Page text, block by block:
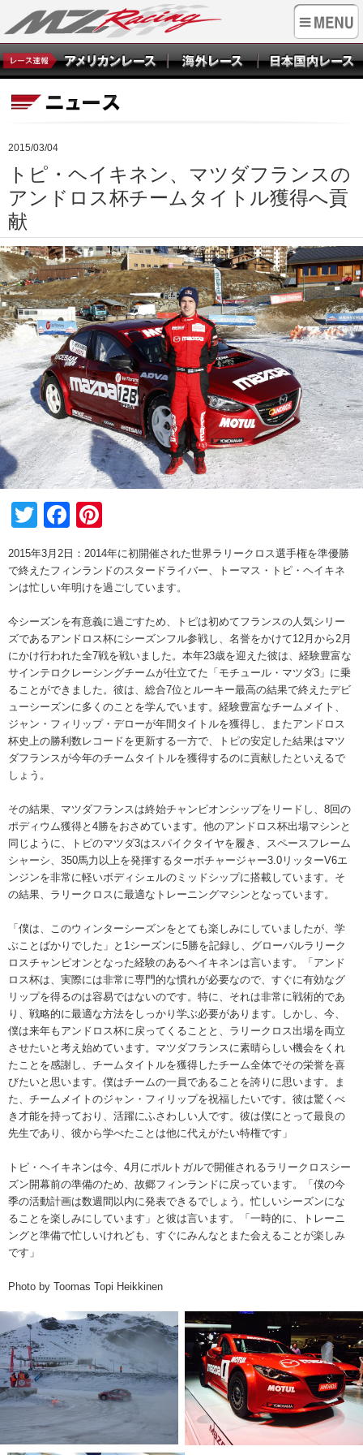
2015/03/04
トピ・ヘイキネン、マツダフランスの
アンドロス杯チームタイトル獲得へ貢
献
TwitterFacebook
2015年3月2日：2014年に初開催された世界ラリークロス選手権を準優勝
で終えたフィンランドのスタードライバー、トーマス・トピ・ヘイキネ
ンは忙しい年明けを過ごしています。
今シーズンを有意義に過ごすため、トピは初めてフランスの人気シリー
ズであるアンドロス杯にシーズンフル参戦し、名誉をかけて12月から2月
にかけ行われた全7戦を戦いました。本年23歳を迎えた彼は、経験豊富な
サインテロクレーシングチームが仕立てた「モチュール・マツダ3」に乗
ることができました。彼は、総合7位とルーキー最高の結果で終えたデビ
ューシーズンに多くのことを学んでいます。経験豊富なチームメイト、
ジャン・フィリップ・デローが年間タイトルを獲得し、またアンドロス
杯史上の勝利数レコードを更新する一方で、トピの安定した結果はマツ
ダフランスが今年のチームタイトルを獲得するのに貢献したといえるで
しょう。
その結果、マツダフランスは終始チャンピオンシップをリードし、8回の
ポディウム獲得と4勝をおさめています。他のアンドロス杯出場マシンと
同じように、トピのマツダ3はスパイクタイヤを履き、スペースフレーム
シャーシ、350馬力以上を発揮するターボチャージャー3.0リッターV6エ
ンジンを非常に軽いボディシェルのミッドシップに搭載しています。そ
の結果、ラリークロスに最適なトレーニングマシンとなっています。
「僕は、このウィンターシーズンをとても楽しみにしていましたが、学
ぶことばかりでした」と1シーズンに5勝を記録し、グローバルラリーク
ロスチャンピオンとなった経験のあるヘイキネンは言います。「アンド
ロス杯は、実際には非常に専門的な慣れが必要なので、すぐに有効なグ
リップを得るのは容易ではないのです。特に、それは非常に戦術的であ
り、戦略的に最適な方法をしっかり学ぶ必要があります。しかし、今、
僕は来年もアンドロス杯に戻ってくることと、ラリークロス出場を両立
させたいと考え始めています。マツダフランスに素晴らしい機会をくれ
たことを感謝し、チームタイトルを獲得したチーム全体でその栄誉を喜
びたいと思います。僕はチームの一員であることを誇りに思います。ま
た、チームメイトのジャン・フィリップを祝福したいです。彼は驚くべ
き才能を持っており、活躍にふさわしい人です。彼は僕にとって最良の
先生であり、彼から学べたことは他に代えがたい特権です」
トピ・ヘイキネンは今、4月にポルトガルで開催されるラリークロスシー
ズン開幕前の準備のため、故郷フィンランドに戻っています。「僕の今
季の活動計画は数週間以内に発表できるでしょう。忙しいシーズンにな
ることを楽しみにしています」と彼は言います。「一時的に、トレーニ
ングと準備で忙しいけれども、すぐにみんなとまた会えることが楽しみ
です」
Photo by Toomas Topi Heikkinen